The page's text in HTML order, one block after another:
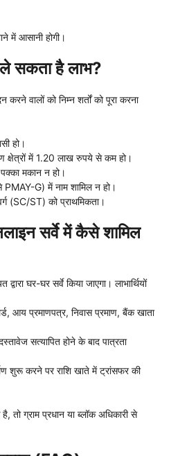
में आसानी होगी।
ले सकता है लाभ?
वालों को निम्न शर्तों को पूरा करना
हो।
क्षेत्रों में 1.20 लाख रुपये से कम हो।
मकान न हो।
G) में नाम शामिल न हो।
(SC/ST) को प्राथमिकता।
सर्वे में कैसे शामिल
घर-घर सर्वे किया जाएगा। लाभार्थियों
आय प्रमाणपत्र, निवास प्रमाण, बैंक खाता
सत्यापित होने के बाद पात्रता
शुरू करने पर राशि खाते में ट्रांसफर की
तो ग्राम प्रधान या ब्लॉक अधिकारी से